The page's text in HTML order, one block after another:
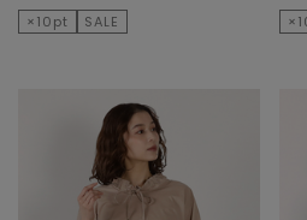
×10pt SALE